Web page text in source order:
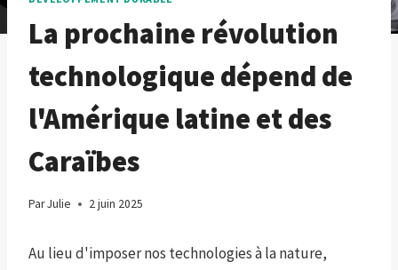
La prochaine révolution
technologique dépend de
l'Amérique latine et des
Caraïbes
ParJulie 2 juin 2025
Au lieu d'imposer nos technologies à la nature,